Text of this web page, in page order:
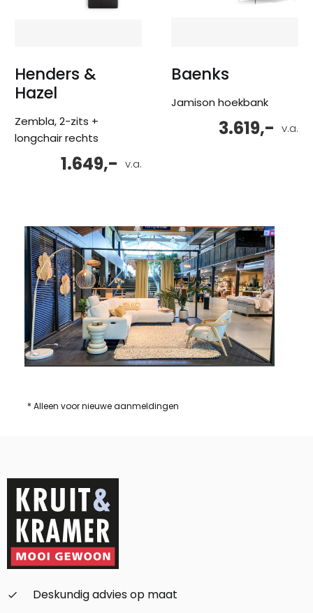
Henders &
Hazel
Zembla, 2-zits +
longchair rechts
v.a.
1.649,-
Baenks
Jamison hoekbank
v.a.
3.619,-
* Alleen voor nieuwe aanmeldingen
check_small
Deskundig advies op maat